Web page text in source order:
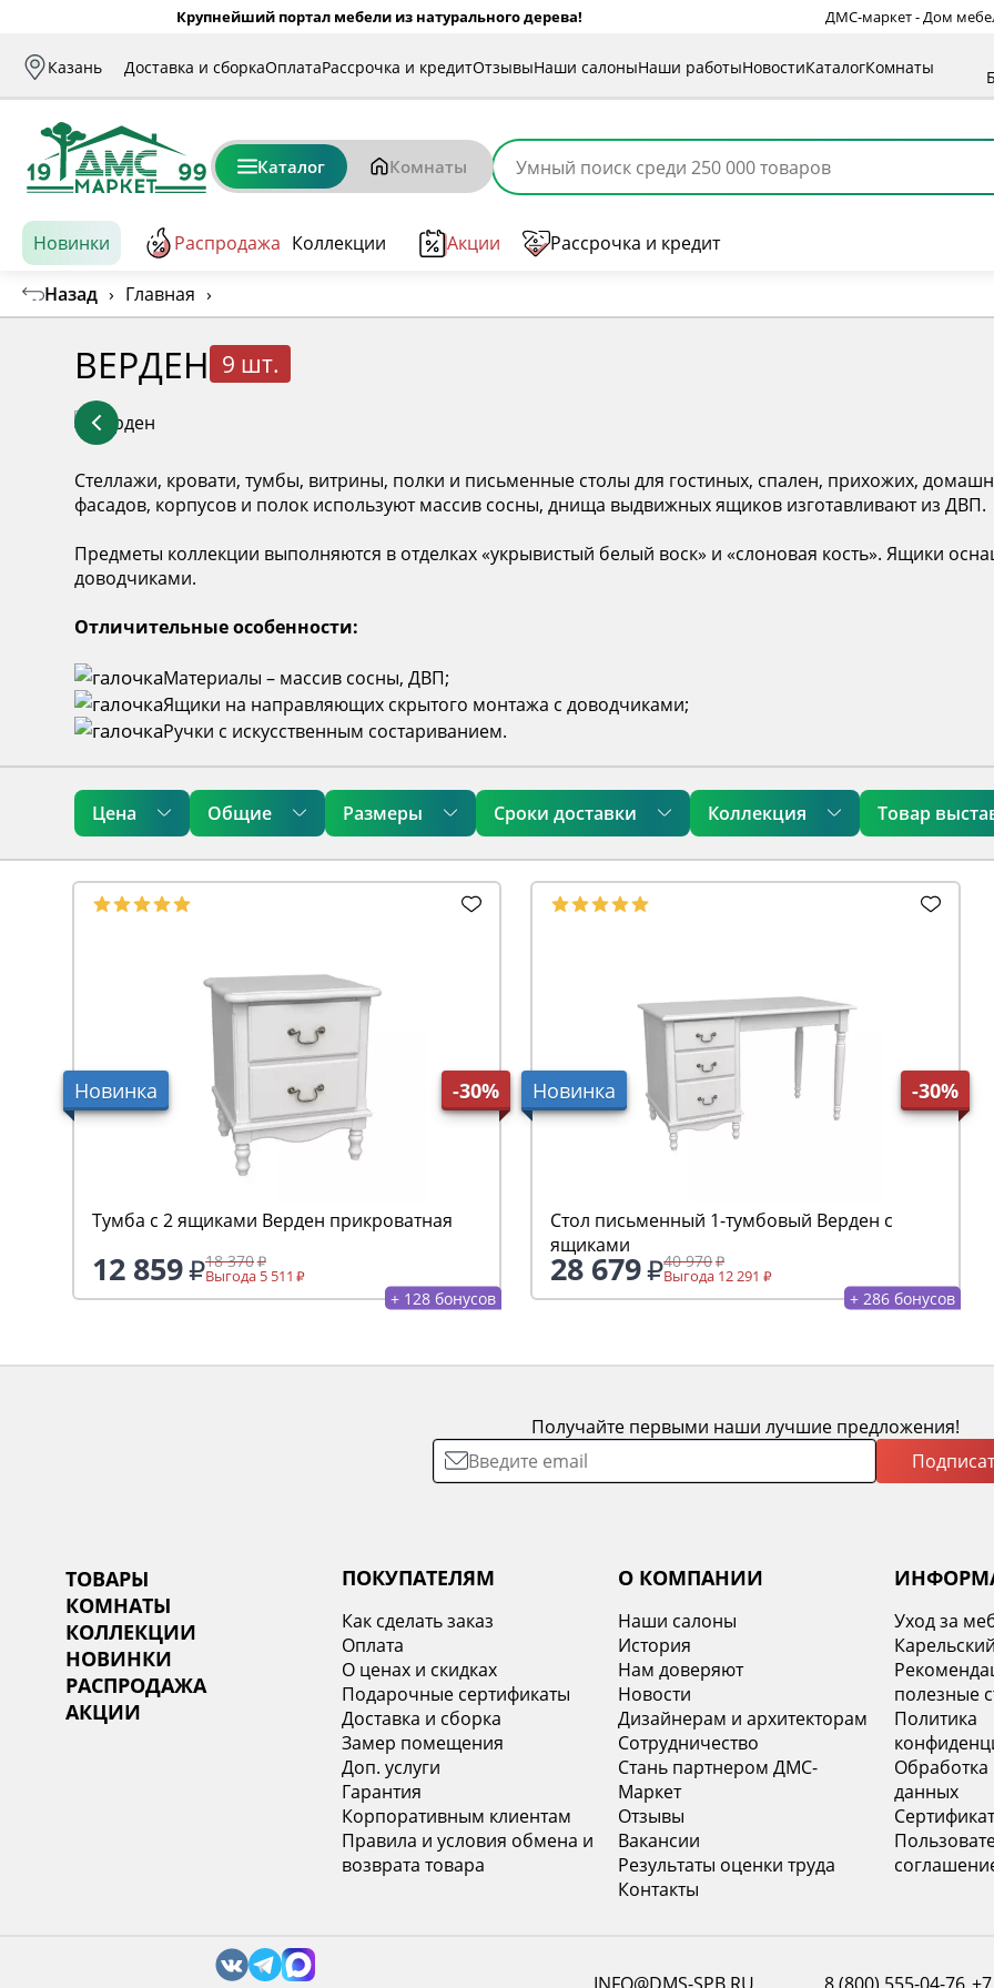
Крупнейший портал мебели из натурального дерева! ДМС-маркет - Дом
Казань Доставка и сборкаОплатаРассрочка и кредитОтзывыНаши салоныНаши работыНовостиКаталогКомнаты
Каталог Комнаты
Новинки Распродажа Коллекции Акции Рассрочка и кредит
Назад › Главная ›
ВЕРДЕН 9 шт.
Стеллажи, кровати, тумбы, витрины, полки и письменные столы для гостиных, спален, прихожих,
фасадов, корпусов и полок используют массив сосны, днища выдвижных ящиков изготавливают из ДВП.
Предметы коллекции выполняются в отделках «укрывистый белый воск» и «слоновая кость». Ящики
доводчиками.
Отличительные особенности:
Материалы – массив сосны, ДВП;
Ящики на направляющих скрытого монтажа с доводчиками;
Ручки с искусственным состариванием.
Цена Общие Размеры Сроки доставки Коллекция Товар
Новинка -30%
Тумба с 2 ящиками Верден прикроватная
12 859 18 370
Выгода 5 511
+ 128 бонусов
Новинка -30%
Стол письменный 1-тумбовый Верден с
ящиками
28 679 40 970
Выгода 12 291
+ 286 бонусов
Получайте первыми наши лучшие предложения!
ТОВАРЫ
КОМНАТЫ
КОЛЛЕКЦИИ
НОВИНКИ
РАСПРОДАЖА
АКЦИИ
ПОКУПАТЕЛЯМ
Как сделать заказ
Оплата
О ценах и скидках
Подарочные сертификаты
Доставка и сборка
Замер помещения
Доп. услуги
Гарантия
Корпоративным клиентам
Правила и условия обмена и
возврата товара
О КОМПАНИИ
Наши салоны
История
Нам доверяют
Новости
Дизайнерам и архитекторам
Сотрудничество
Стань партнером ДМС-
Маркет
Отзывы
Вакансии
Результаты оценки труда
Контакты
Уход за
полезные
Политика
данных